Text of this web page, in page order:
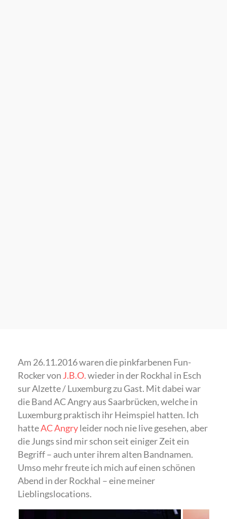
Am 26.11.2016 waren die pinkfarbenen Fun-
Rocker von J.B.O.wieder in der Rockhal in Esch
sur Alzette / Luxemburg zu Gast. Mit dabei war
die Band AC Angry aus Saarbrücken, welche in
Luxemburg praktisch ihr Heimspiel hatten. Ich
hatteAC Angryleider noch nie live gesehen, aber
die Jungs sind mir schon seit einiger Zeit ein
Begriff – auch unter ihrem alten Bandnamen.
Umso mehr freute ich mich auf einen schönen
Abend in der Rockhal – eine meiner
Lieblingslocations.